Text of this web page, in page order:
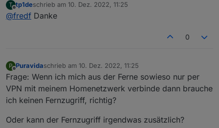
T
Offline
tp1deschrieb am 10. Dez. 2022, 11:25
zuletzt editiert von
@fredf Danke
0
P
Offline
Puravidaschrieb am 10. Dez. 2022, 11:25
zuletzt editiert von
Frage: Wenn ich mich aus der Ferne sowieso nur per
VPN mit meinem Homenetzwerk verbinde dann brauche
ich keinen Fernzugriff, richtig?
Oder kann der Fernzugriff irgendwas zusätzlich?